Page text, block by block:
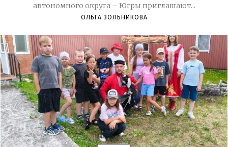
автономного округа – Югры приглашают...
ОЛЬГА ЗОЛЬНИКОВА